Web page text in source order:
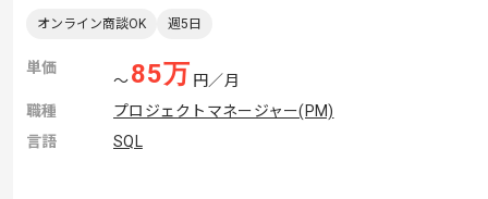
オンライン商談OK 週5日
単価
〜85万 円／月
職種
プロジェクトマネージャー(PM)
言語
SQL